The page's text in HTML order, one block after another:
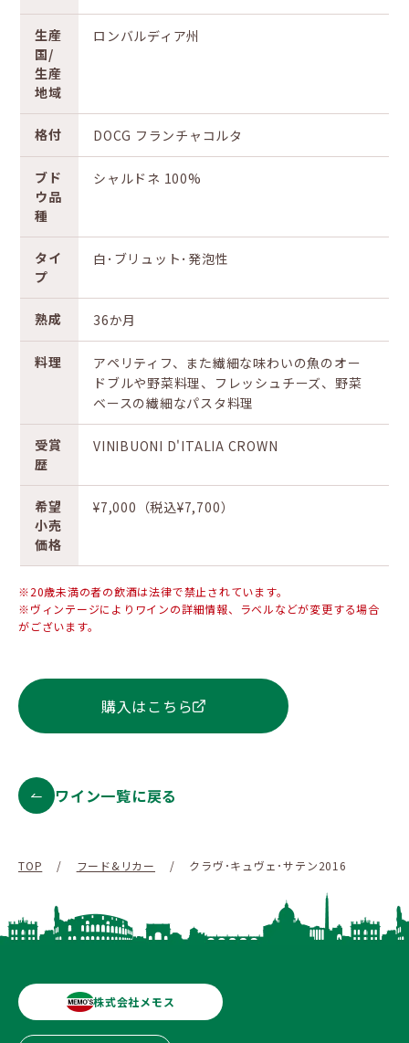
生産
国/
生産
地域
ロンバルディア州
格付 DOCG フランチャコルタ
ブド
ウ品
種
シャルドネ 100%
タイ
プ
白･ブリュット･発泡性
熟成 36か月
料理
アペリティフ、また繊細な味わいの魚のオー
ドブルや野菜料理、フレッシュチーズ、野菜
ベースの繊細なパスタ料理
受賞
歴
VINIBUONI D'ITALIA CROWN
希望
小売
価格
¥7,000（税込¥7,700）
※20歳未満の者の飲酒は法律で禁止されています。
※ヴィンテージによりワインの詳細情報、ラベルなどが変更する場合
がございます。
購入はこちら
ワイン一覧に戻る
TOP / フード&リカー / クラヴ･キュヴェ･サテン2016
株式会社メモス